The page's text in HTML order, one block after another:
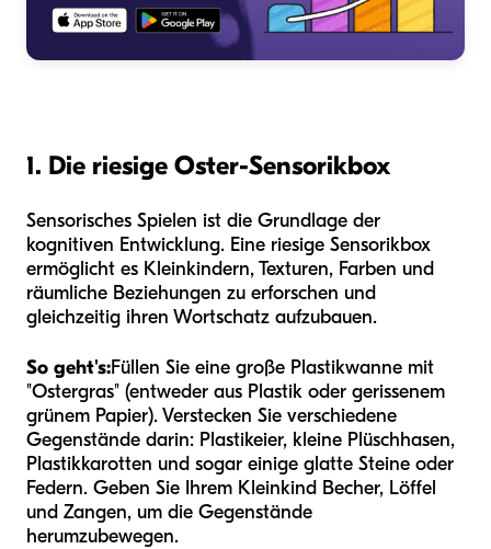
1. Die riesige Oster-Sensorikbox
Sensorisches Spielen ist die Grundlage der
kognitiven Entwicklung. Eine riesige Sensorikbox
ermöglicht es Kleinkindern, Texturen, Farben und
räumliche Beziehungen zu erforschen und
gleichzeitig ihren Wortschatz aufzubauen.
So geht's:Füllen Sie eine große Plastikwanne mit
"Ostergras" (entweder aus Plastik oder gerissenem
grünem Papier). Verstecken Sie verschiedene
Gegenstände darin: Plastikeier, kleine Plüschhasen,
Plastikkarotten und sogar einige glatte Steine oder
Federn. Geben Sie Ihrem Kleinkind Becher, Löffel
und Zangen, um die Gegenstände
herumzubewegen.